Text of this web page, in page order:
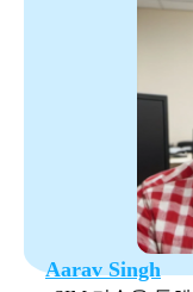
Aarav Singh